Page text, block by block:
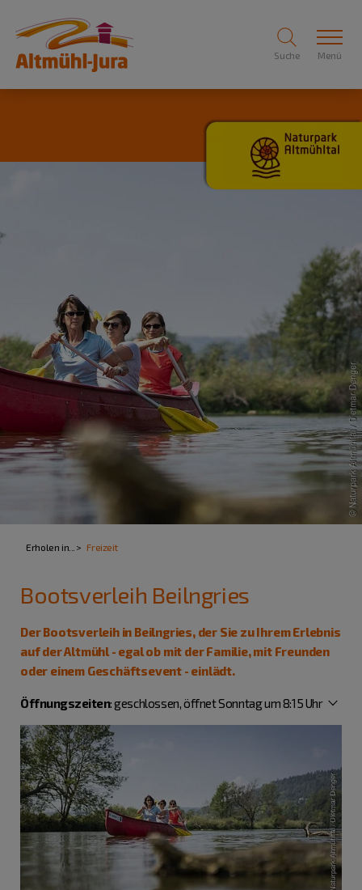
Suche Menü
Erholen in... Freizeit
Bootsverleih Beilngries
Der Bootsverleih in Beilngries, der Sie zu Ihrem Erlebnis
auf der Altmühl - egal ob mit der Familie, mit Freunden
oder einem Geschäftsevent - einlädt.
Öffnungszeiten:geschlossen, öffnet Sonntag um 8:15 Uhr